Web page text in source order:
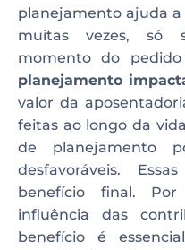
planejamento ajuda a
muitas vezes, só
momento do
planejamento
valor da
feitas ao longo da
de planejamento
desfavoráveis.
benefício final.
influência das
benefício é